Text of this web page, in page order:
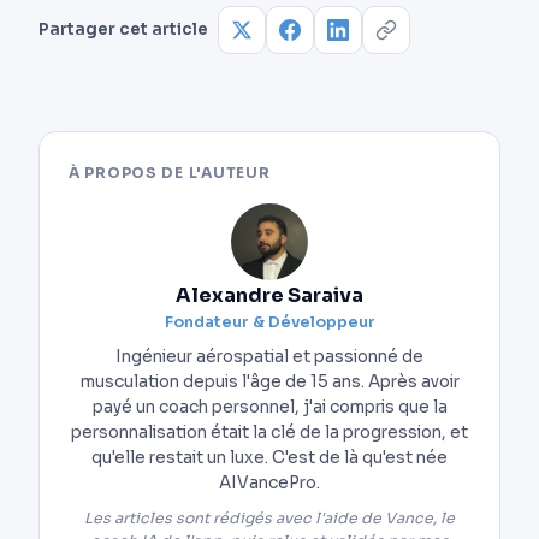
quotidien.
Partager cet article
À PROPOS DE L'AUTEUR
Alexandre Saraiva
Fondateur & Développeur
Ingénieur aérospatial et passionné de
musculation depuis l'âge de 15 ans. Après avoir
payé un coach personnel, j'ai compris que la
personnalisation était la clé de la progression, et
qu'elle restait un luxe. C'est de là qu'est née
AIVancePro.
Les articles sont rédigés avec l'aide de Vance, le